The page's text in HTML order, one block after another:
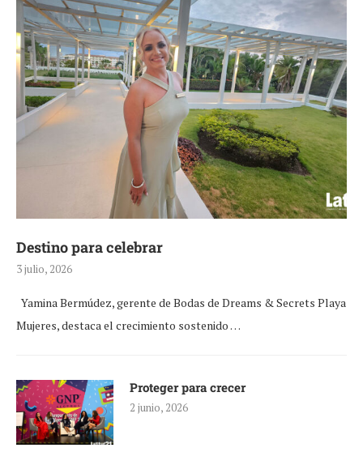
Destino para celebrar
3 julio, 2026
Yamina Bermúdez, gerente de Bodas de Dreams & Secrets Playa
Mujeres, destaca el crecimiento sostenido …
Proteger para crecer
2 junio, 2026